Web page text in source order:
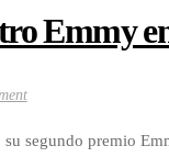
Emmy
segundo premio